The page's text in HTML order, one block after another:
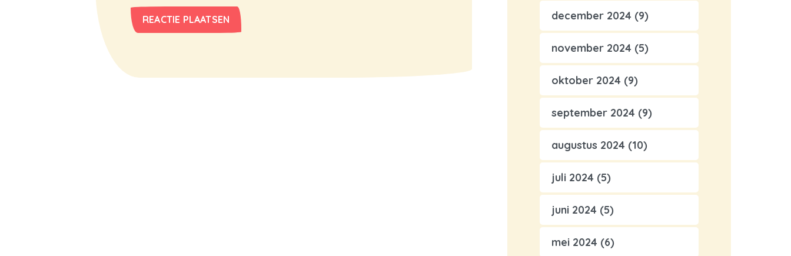
december 2024 (9)
november 2024 (5)
oktober 2024 (9)
september 2024 (9)
augustus 2024 (10)
juli 2024 (5)
juni 2024 (5)
mei 2024 (6)